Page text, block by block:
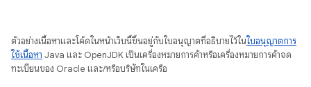
ตัวอย่างเนื้อหาและโค้ดในหน้าเว็บนี้ขึ้นอยู่กับใบอนุญาตที่อธิบายไว้ในใบอนุญาตการ
ใช้เนื้อหา Java และ OpenJDK เป็นเครื่องหมายการค้าหรือเครื่องหมายการค้าจด
ทะเบียนของ Oracle และ/หรือบริษัทในเครือ